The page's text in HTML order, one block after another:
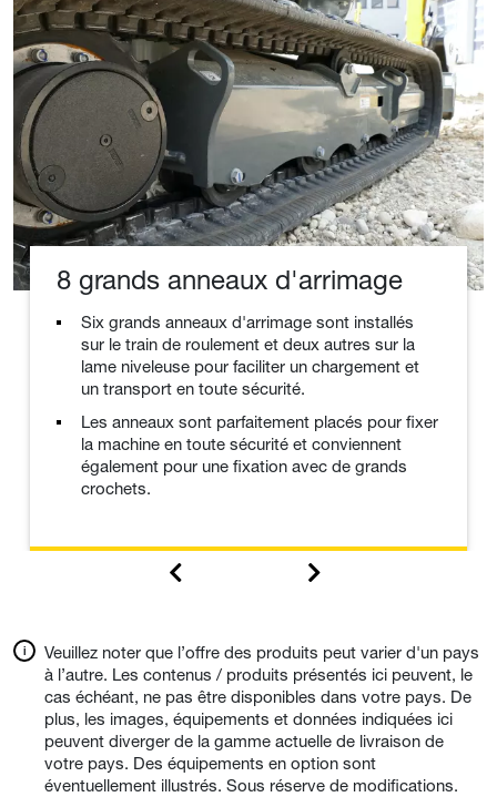
8 grands anneaux d'arrimage
Six grands anneaux d'arrimage sont installés
sur le train de roulement et deux autres sur la
lame niveleuse pour faciliter un chargement et
un transport en toute sécurité.
Les anneaux sont parfaitement placés pour fixer
la machine en toute sécurité et conviennent
également pour une fixation avec de grands
crochets.
Veuillez noter que l’offre des produits peut varier d'un pays
à l’autre. Les contenus / produits présentés ici peuvent, le
cas échéant, ne pas être disponibles dans votre pays. De
plus, les images, équipements et données indiquées ici
peuvent diverger de la gamme actuelle de livraison de
votre pays. Des équipements en option sont
éventuellement illustrés. Sous réserve de modifications.